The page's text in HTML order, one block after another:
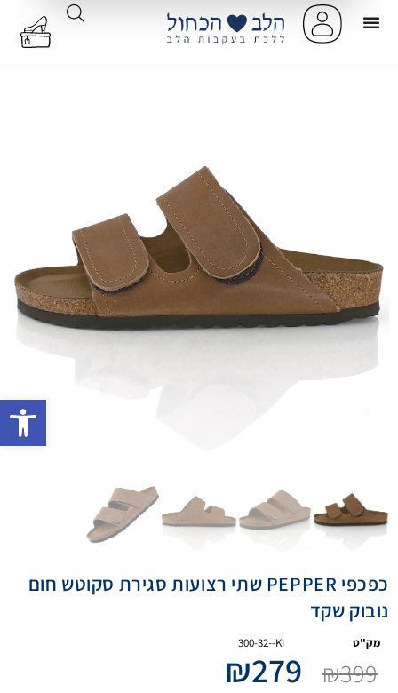
כפכפי PEPPER שתי רצועות סגירת סקוטש חום
נובוק שקד
מק"ט 300-32--KI
₪399
₪279